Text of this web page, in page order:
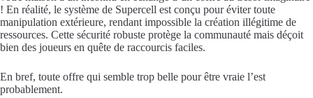
! En réalité, le système de Supercell est conçu pour éviter toute
manipulation extérieure, rendant impossible la création illégitime de
ressources. Cette sécurité robuste protège la communauté mais déçoit
bien des joueurs en quête de raccourcis faciles.
En bref, toute offre qui semble trop belle pour être vraie l’est
probablement.